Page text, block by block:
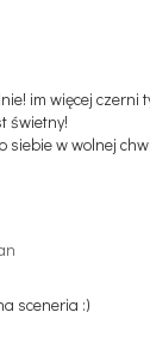
im więcej czerni
świetny!
siebie w wolnej
sceneria :)